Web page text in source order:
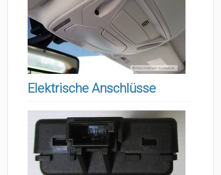
Elektrische Anschlüsse